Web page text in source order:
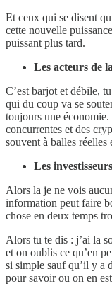
Et ceux qui se disent
cette nouvelle
puissant plus tard.
Les acteurs de
C’est barjot et débile,
qui du coup va se
toujours une
concurrentes et des
souvent à balles réelles
Les
Alors la je ne vois
information peut faire
chose en deux temps
Alors tu te dis : j’ai la
et on oublis ce qu’en
si simple sauf qu’il y a
pour savoir ou on en